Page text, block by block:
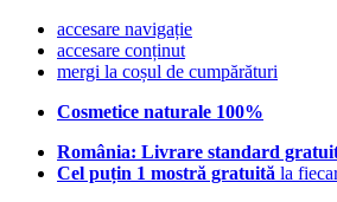
accesare navigație
accesare conținut
mergi la coșul de cumpărături
Cosmetice naturale 100%
România: Livrare standard
Cel puțin 1 mostră gratuită la